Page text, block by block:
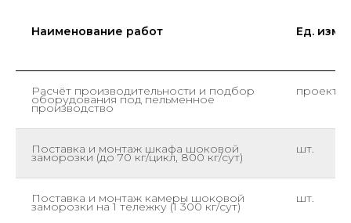
Наименование работ Ед. изм.
Расчёт производительности и подбор
оборудования под пельменное
производство
проект
Поставка и монтаж шкафа шоковой
заморозки (до 70 кг/цикл, 800 кг/сут)
шт.
Поставка и монтаж камеры шоковой
заморозки на 1 тележку (1 300 кг/сут)
шт.